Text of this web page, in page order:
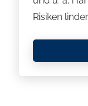
Risiken